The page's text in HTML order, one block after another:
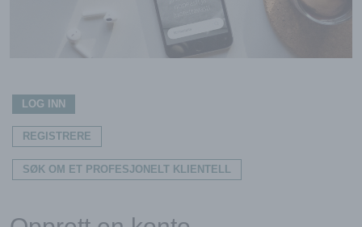
LOG INN
REGISTRERE
SØK OM ET PROFESJONELT KLIENTELL